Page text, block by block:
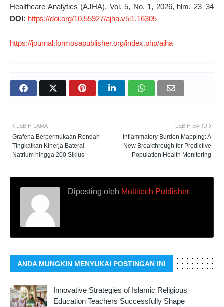
Healthcare Analytics (AJHA), Vol. 5, No. 1, 2026, hlm. 23–34
DOI: https://doi.org/10.55927/ajha.v5i1.16305
https://journal.formosapublisher.org/index.php/ajha
LEBIH BARU
Inflammatory Burden Mapping: A
New Breakthrough for Predictive
Population Health Monitoring
LEBIH LAMA
Grafena Berpermukaan Rendah
Tingkatkan Kinerja Baterai
Natrium hingga 200 Siklus
Diposting oleh Multitech Publisher
ANDA MUNGKIN MENYUKAI POSTINGAN INI
Innovative Strategies of Islamic Religious
Education Teachers Successfully Shape